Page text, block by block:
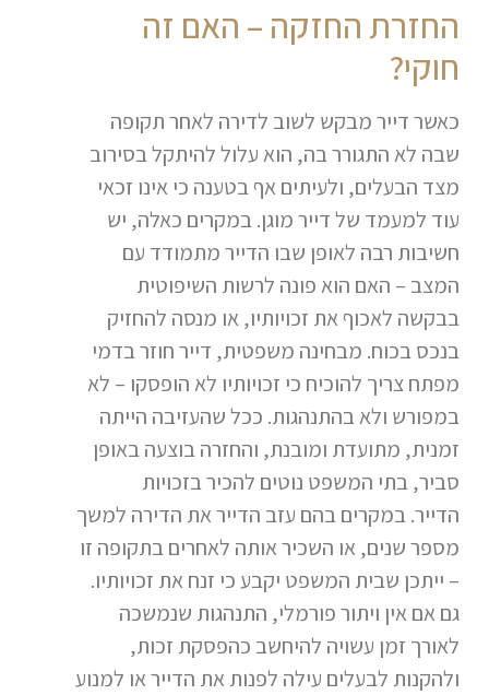
החזרת החזקה – האם זה
חוקי?
כאשר דייר מבקש לשוב לדירה לאחר תקופה
שבה לא התגורר בה, הוא עלול להיתקל בסירוב
מצד הבעלים, ולעיתים אף בטענה כי אינו זכאי
עוד למעמד של דייר מוגן. במקרים כאלה, יש
חשיבות רבה לאופן שבו הדייר מתמודד עם
המצב – האם הוא פונה לרשות השיפוטית
בבקשה לאכוף את זכויותיו, או מנסה להחזיק
בנכס בכוח. מבחינה משפטית, דייר חוזר בדמי
מפתח צריך להוכיח כי זכויותיו לא הופסקו – לא
במפורש ולא בהתנהגות. ככל שהעזיבה הייתה
זמנית, מתועדת ומובנת, והחזרה בוצעה באופן
סביר, בתי המשפט נוטים להכיר בזכויות
הדייר. במקרים בהם עזב הדייר את הדירה למשך
מספר שנים, או השכיר אותה לאחרים בתקופה זו
– ייתכן שבית המשפט יקבע כי זנח את זכויותיו.
גם אם אין ויתור פורמלי, התנהגות שנמשכה
לאורך זמן עשויה להיחשב כהפסקת זכות,
ולהקנות לבעלים עילה לפנות את הדייר או למנוע